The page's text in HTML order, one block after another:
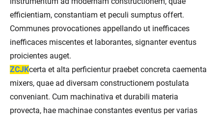
efficientiam, constantiam et peculi sumptus offert.
Communes provocationes appellando ut inefficaces
inefficaces miscentes et laborantes, signanter eventus
proicientes auget.
ZCJKcerta et alta perficientur praebet concreta caementa
mixers, quae ad diversam constructionem postulata
conveniant. Cum machinativa et durabili materia
provecta, hae machinae constantes eventus per varias